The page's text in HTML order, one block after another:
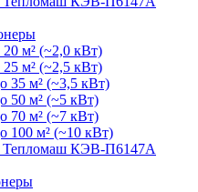
м² (~2,0 кВт)
м² (~2,5 кВт)
35 м² (~3,5 кВт)
50 м² (~5 кВт)
70 м² (~7 кВт)
100 м² (~10 кВт)